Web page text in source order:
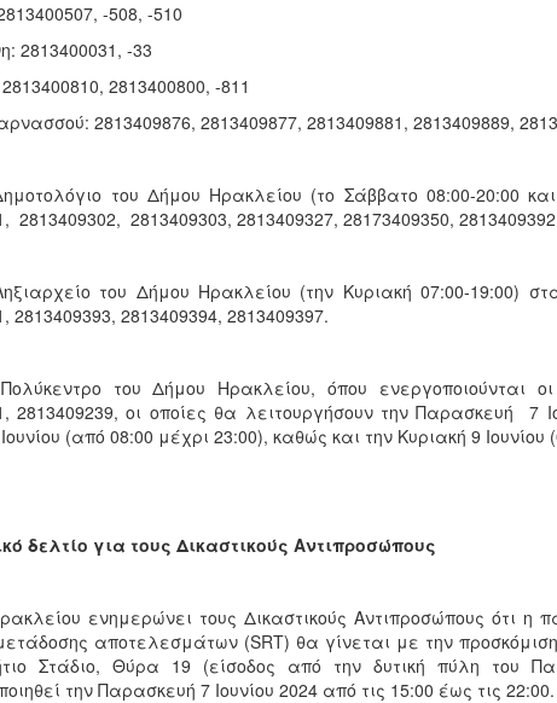
-508, -510
2813400031, -33
2813400800, -811
2813409876, 2813409877, 2813409881, 2813409889,
του Δήμου Ηρακλείου (το Σάββατο 08:00-20:00
2813409302, 2813409303, 2813409327, 28173409350,
του Δήμου Ηρακλείου (την Κυριακή 07:00-19:00)
2813409393, 2813409394, 2813409397.
του Δήμου Ηρακλείου, όπου ενεργοποιούνται
2813409239, οι οποίες θα λειτουργήσουν την Παρασκευή 7
(από 08:00 μέχρι 23:00), καθώς και την Κυριακή 9 Ιουνίου
δελτίο για τους Δικαστικούς Αντιπροσώπους
ενημερώνει τους Δικαστικούς Αντιπροσώπους ότι
αποτελεσμάτων (SRT) θα γίνεται με την
Στάδιο, Θύρα 19 (είσοδος από την δυτική πύλη του
την Παρασκευή 7 Ιουνίου 2024 από τις 15:00 έως τις 22:00.